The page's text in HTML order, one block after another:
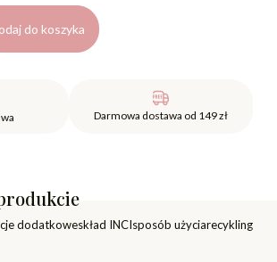
do koszyka
Darmowa dostawa od 149 zł
dodatkoweskład INCIsposób użyciarecykling